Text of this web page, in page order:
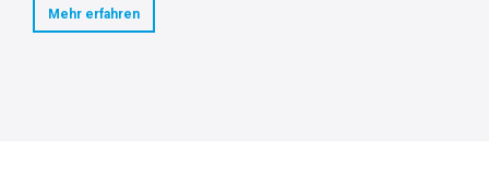
Mehr erfahren